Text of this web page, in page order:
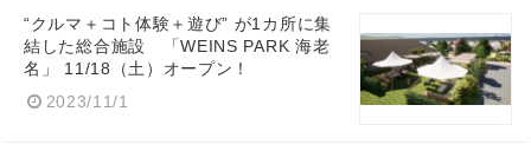
“クルマ＋コト体験＋遊び” が1カ所に集
結した総合施設 「WEINS PARK 海老
名」 11/18（土）オープン！
2023/11/1